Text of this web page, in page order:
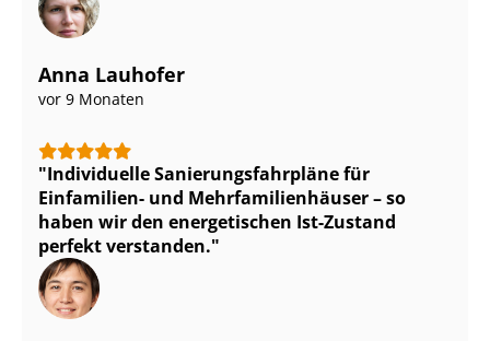
Anna Lauhofer
vor 9 Monaten
Individuelle Sa­nie­rungs­fahr­plä­ne für
Einfamilien- und Mehr­fa­mi­li­en­häu­ser – so
haben wir den energetischen Ist-Zustand
perfekt verstanden.